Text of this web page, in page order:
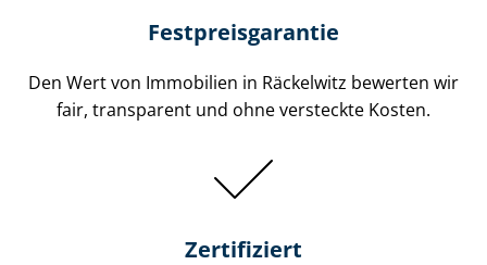
Festpreis​garantie
Den Wert von Immobilien in Räckelwitz bewerten wir
fair, transparent und ohne versteckte Kosten.
Zertifiziert